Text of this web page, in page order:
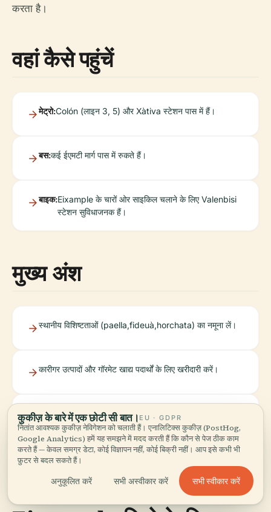
करता है।
वहां कैसे पहुंचें
मेट्रो:Colón (लाइन 3, 5) और Xàtiva स्टेशन पास में हैं।
बस:कई ईएमटी मार्ग पास में रुकते हैं।
बाइक:Eixample के चारों ओर साइकिल चलाने के लिए Valenbisi
स्टेशन सुविधाजनक हैं।
मुख्य अंश
स्थानीय विशिष्टताओं (paella,fideuà,horchata) का नमूना लें।
कारीगर उत्पादों और गॉरमेट खाद्य पदार्थों के लिए खरीदारी करें।
बाजार की वास्तुकला का आनंद लें - फोटोग्राफी के लिए आदर्श।
कुकीज़ के बारे में एक छोटी सी बात। EU · GDPR
नितांत आवश्यक कुकीज़ नेविगेशन को चलाती हैं। एनालिटिक्स कुकीज़ (PostHog,
Google Analytics) हमें यह समझने में मदद करती हैं कि कौन से पेज ठीक काम
करते हैं — केवल समग्र डेटा, कोई विज्ञापन नहीं, कोई बिक्री नहीं। आप इसे कभी भी
फ़ुटर से बदल सकते हैं।
अनुकूलित करें सभी अस्वीकार करें सभी स्वीकार करें